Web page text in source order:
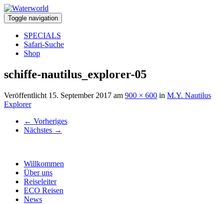
Toggle navigation
SPECIALS
Safari-Suche
Shop
schiffe-nautilus_explorer-05
Veröffentlicht 15. September 2017 am 900 × 600 in M.Y. Nautilus
Explorer
← Vorheriges
Nächstes →
Willkommen
Über uns
Reiseleiter
ECO Reisen
News